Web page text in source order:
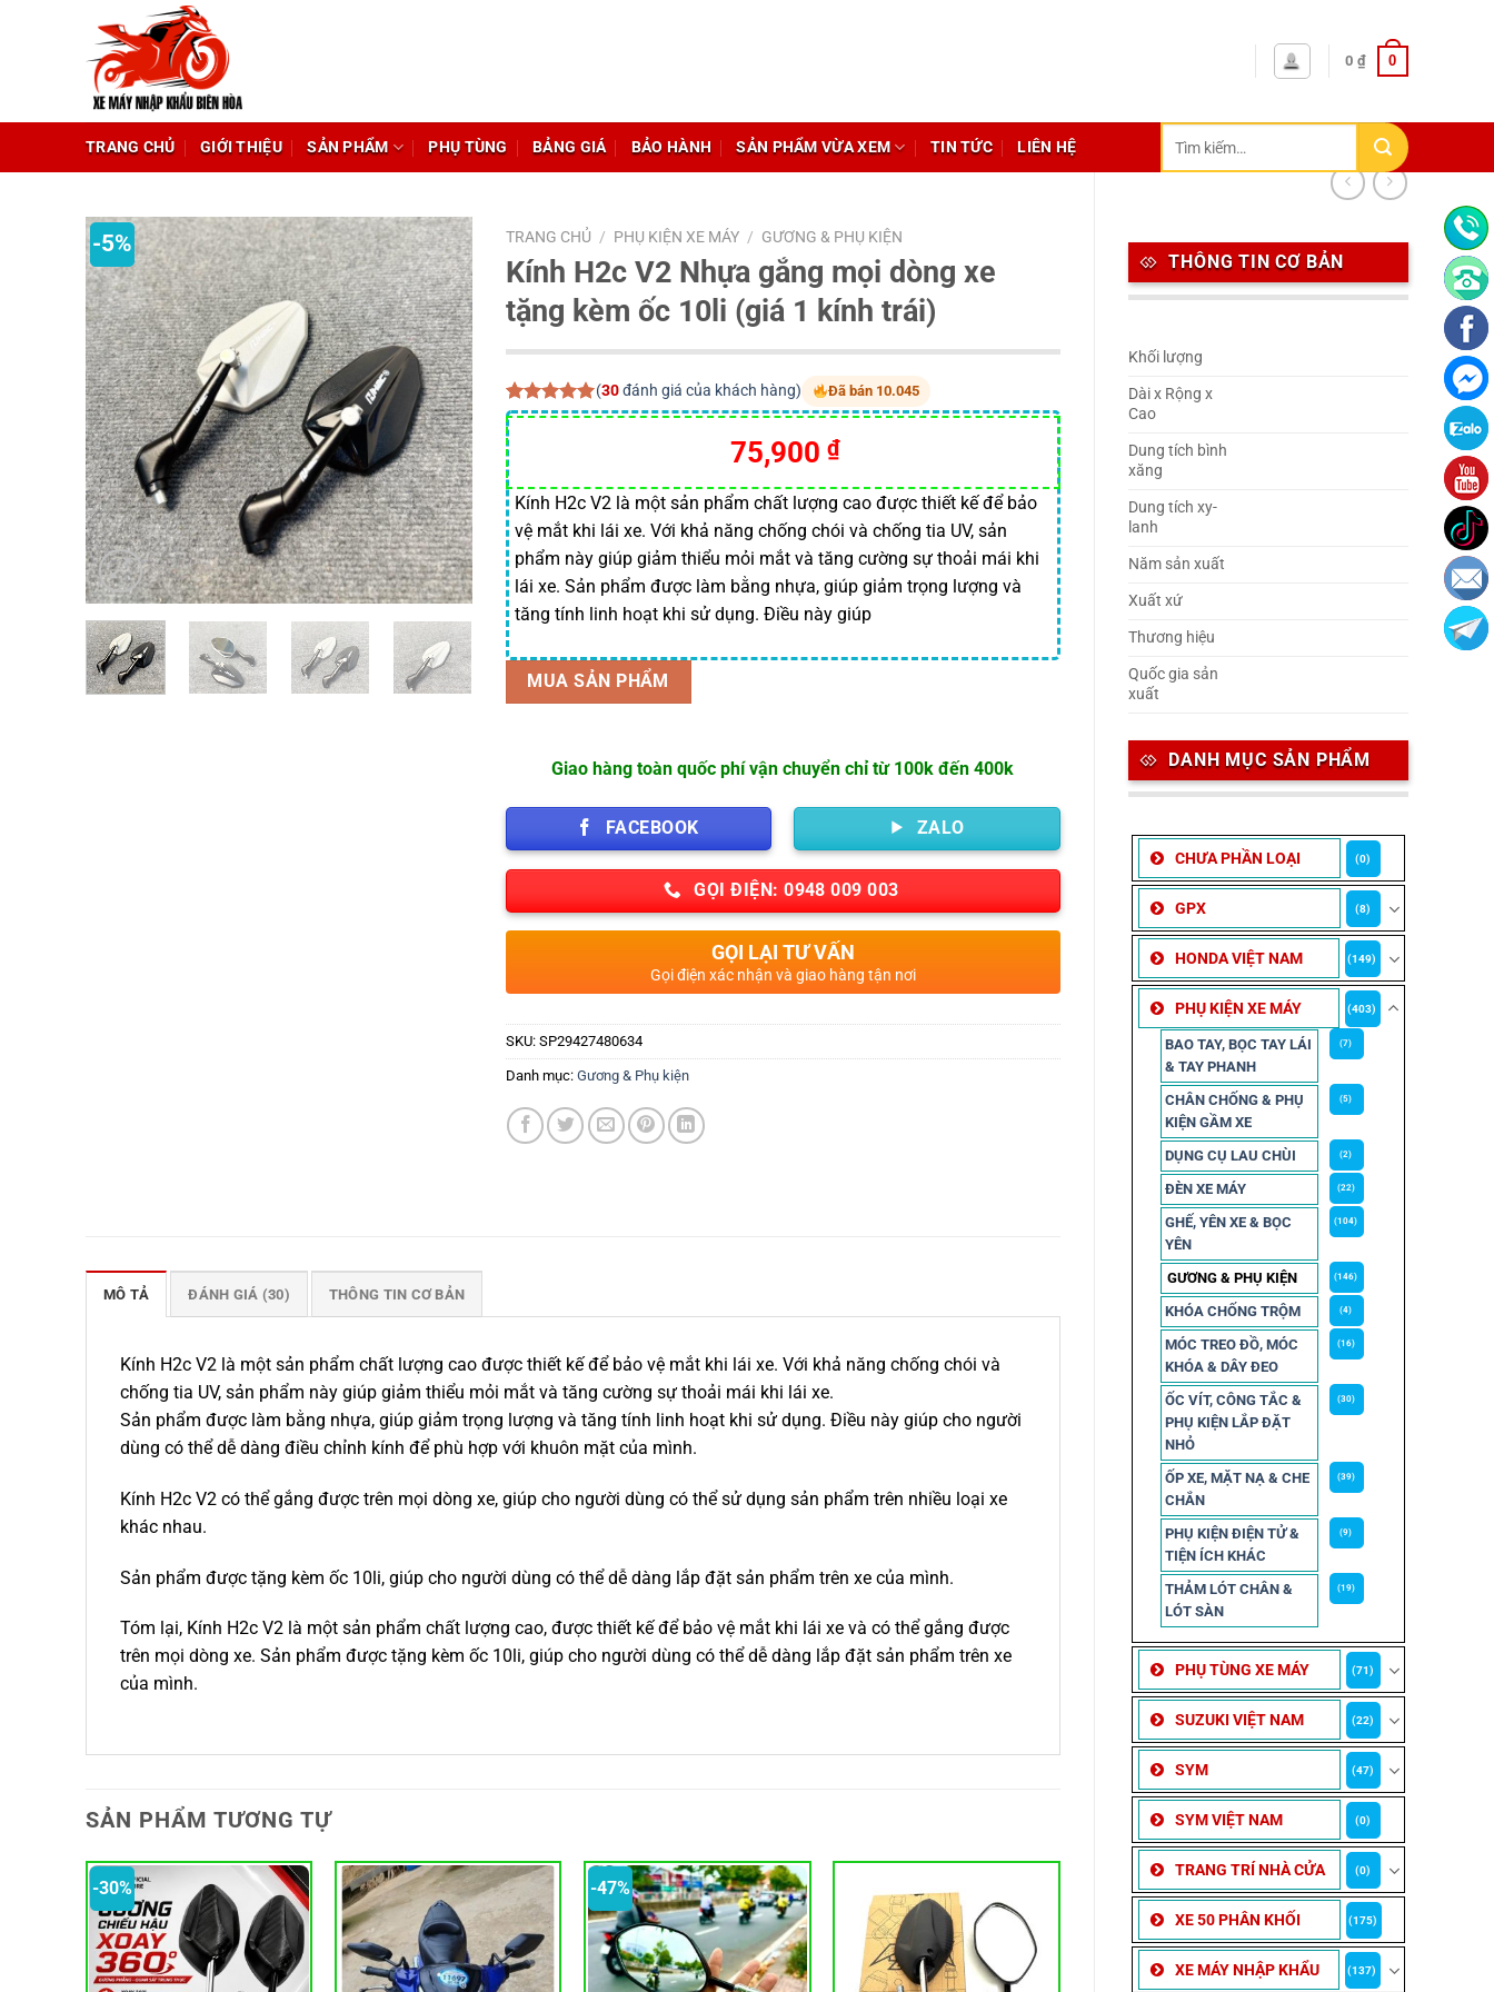
0 ₫ 0
TRANG CHỦ GIỚI THIỆU SẢN PHẨM PHỤ TÙNG BẢNG GIÁ BẢO HÀNH SẢN PHẨM VỪA XEM TIN TỨC LIÊN HỆ
kiếm:
THÔNG TIN CƠ BẢN
Khối lượng
Dài x Rộng x
Cao
Dung tích bình
xăng
Dung tích xy-
lanh
Năm sản xuất
Xuất xứ
Thương hiệu
Quốc gia sản
xuất
DANH MỤC SẢN PHẨM
CHƯA PHẦN LOẠI (0)
GPX (8)
HONDA VIỆT NAM (149)
PHỤ KIỆN XE MÁY (403)
BAO TAY, BỌC TAY LÁI
& TAY PHANH
(7)
CHÂN CHỐNG & PHỤ
KIỆN GẦM XE
(5)
DỤNG CỤ LAU CHÙI (2)
ĐÈN XE MÁY (22)
GHẾ, YÊN XE & BỌC
YÊN
(104)
GƯƠNG & PHỤ KIỆN (146)
KHÓA CHỐNG TRỘM (4)
MÓC TREO ĐỒ, MÓC
KHÓA & DÂY ĐEO
(16)
ỐC VÍT, CÔNG TẮC &
PHỤ KIỆN LẮP ĐẶT
NHỎ
(30)
ỐP XE, MẶT NẠ & CHE
CHẮN
(39)
PHỤ KIỆN ĐIỆN TỬ &
TIỆN ÍCH KHÁC
(9)
THẢM LÓT CHÂN &
LÓT SÀN
(19)
PHỤ TÙNG XE MÁY (71)
SUZUKI VIỆT NAM (22)
SYM (47)
SYM VIỆT NAM (0)
TRANG TRÍ NHÀ CỬA (0)
XE 50 PHÂN KHỐI (175)
XE MÁY NHẬP KHẨU (137)
-5% TRANG CHỦ / PHỤ KIỆN XE MÁY / GƯƠNG & PHỤ KIỆN
Kính H2c V2 Nhựa gắng mọi dòng xe
tặng kèm ốc 10li (giá 1 kính trái)
5.00trên 5
dựa trên
30
đánh giá
(30đánh giá của khách hàng) Đã bán 10.045
Giá
gốc
là:
80,000 ₫.
75,900₫Giá
hiện
tại
là:
75,900 ₫.
Kính H2c V2 là một sản phẩm chất lượng cao được thiết kế để bảo
vệ mắt khi lái xe. Với khả năng chống chói và chống tia UV, sản
phẩm này giúp giảm thiểu mỏi mắt và tăng cường sự thoải mái khi
lái xe. Sản phẩm được làm bằng nhựa, giúp giảm trọng lượng và
tăng tính linh hoạt khi sử dụng. Điều này giúp
MUA SẢN PHẨM
Giao hàng toàn quốc phí vận chuyển chỉ từ 100k đến 400k
FACEBOOK ZALO
GỌI ĐIỆN: 0948 009 003
GỌI LẠI TƯ VẤN
Gọi điện xác nhận và giao hàng tận nơi
SKU: SP29427480634
Danh mục: Gương & Phụ kiện
MÔ TẢ ĐÁNH GIÁ (30) THÔNG TIN CƠ BẢN
Kính H2c V2 là một sản phẩm chất lượng cao được thiết kế để bảo vệ mắt khi lái xe. Với khả năng chống chói và
chống tia UV, sản phẩm này giúp giảm thiểu mỏi mắt và tăng cường sự thoải mái khi lái xe.
Sản phẩm được làm bằng nhựa, giúp giảm trọng lượng và tăng tính linh hoạt khi sử dụng. Điều này giúp cho người
dùng có thể dễ dàng điều chỉnh kính để phù hợp với khuôn mặt của mình.
Kính H2c V2 có thể gắng được trên mọi dòng xe, giúp cho người dùng có thể sử dụng sản phẩm trên nhiều loại xe
khác nhau.
Sản phẩm được tặng kèm ốc 10li, giúp cho người dùng có thể dễ dàng lắp đặt sản phẩm trên xe của mình.
Tóm lại, Kính H2c V2 là một sản phẩm chất lượng cao, được thiết kế để bảo vệ mắt khi lái xe và có thể gắng được
trên mọi dòng xe. Sản phẩm được tặng kèm ốc 10li, giúp cho người dùng có thể dễ dàng lắp đặt sản phẩm trên xe
của mình.
SẢN PHẨM TƯƠNG TỰ
-30% -47%